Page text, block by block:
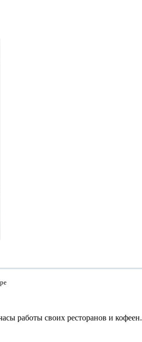
работы своих ресторанов и кофеен.